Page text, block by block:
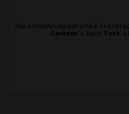
Nije pronađen nijedan artikal za
Canteen' u žanru 'Funk ' u